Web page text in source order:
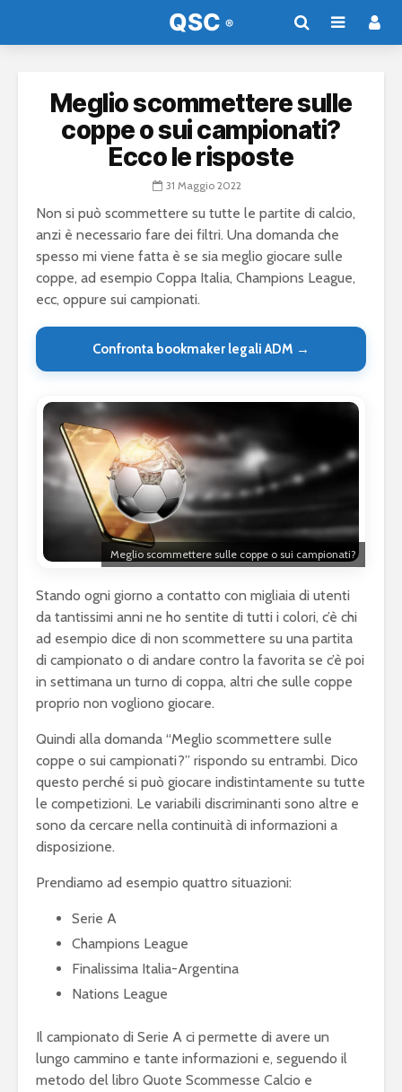
Meglio scommettere sulle
coppe o sui campionati?
Ecco le risposte
31 Maggio 2022
Non si può scommettere su tutte le partite di calcio,
anzi è necessario fare dei filtri. Una domanda che
spesso mi viene fatta è se sia meglio giocare sulle
coppe, ad esempio Coppa Italia, Champions League,
ecc, oppure sui campionati.
Confronta bookmaker legali ADM →
Meglio scommettere sulle coppe o sui campionati?
Stando ogni giorno a contatto con migliaia di utenti
da tantissimi anni ne ho sentite di tutti i colori, c’è chi
ad esempio dice di non scommettere su una partita
di campionato o di andare contro la favorita se c’è poi
in settimana un turno di coppa, altri che sulle coppe
proprio non vogliono giocare.
Quindi alla domanda “Meglio scommettere sulle
coppe o sui campionati?” rispondo su entrambi. Dico
questo perché si può giocare indistintamente su tutte
le competizioni. Le variabili discriminanti sono altre e
sono da cercare nella continuità di informazioni a
disposizione.
Prendiamo ad esempio quattro situazioni:
Serie A
Champions League
Finalissima Italia-Argentina
Nations League
Il campionato di Serie A ci permette di avere un
lungo cammino e tante informazioni e, seguendo il
metodo del libro Quote Scommesse Calcio e